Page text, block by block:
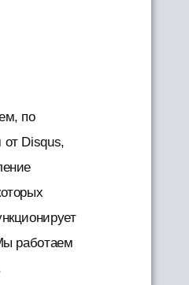
по
Disqus,
работаем